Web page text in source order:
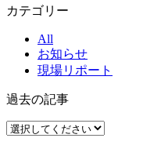
カテゴリー
All
お知らせ
現場リポート
過去の記事